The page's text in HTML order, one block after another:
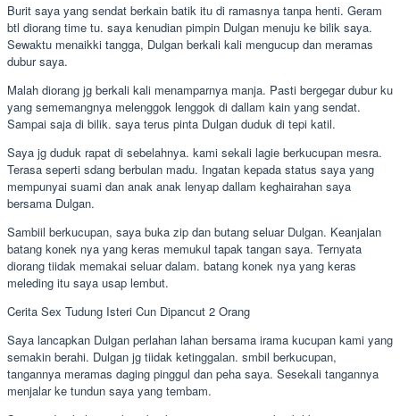
Burit saya yang sendat berkain batik itu di ramasnya tanpa henti. Geram
btl diorang time tu. saya kenudian pimpin Dulgan menuju ke bilik saya.
Sewaktu menaikki tangga, Dulgan berkali kali mengucup dan meramas
dubur saya.
Malah diorang jg berkali kali menamparnya manja. Pasti bergegar dubur ku
yang sememangnya melenggok lenggok di dallam kain yang sendat.
Sampai saja di bilik. saya terus pinta Dulgan duduk di tepi katil.
Saya jg duduk rapat di sebelahnya. kami sekali lagie berkucupan mesra.
Terasa seperti sdang berbulan madu. Ingatan kepada status saya yang
mempunyai suami dan anak anak lenyap dallam keghairahan saya
bersama Dulgan.
Sambiil berkucupan, saya buka zip dan butang seluar Dulgan. Keanjalan
batang konek nya yang keras memukul tapak tangan saya. Ternyata
diorang tiidak memakai seluar dalam. batang konek nya yang keras
meleding itu saya usap lembut.
Cerita Sex Tudung Isteri Cun Dipancut 2 Orang
Saya lancapkan Dulgan perlahan lahan bersama irama kucupan kami yang
semakin berahi. Dulgan jg tiidak ketinggalan. smbil berkucupan,
tangannya meramas daging pinggul dan peha saya. Sesekali tangannya
menjalar ke tundun saya yang tembam.